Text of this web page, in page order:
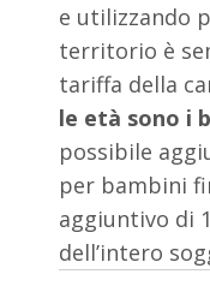
e utilizzando
territorio è
tariffa della
le età sono i
possibile
per bambini
aggiuntivo di
dell’intero